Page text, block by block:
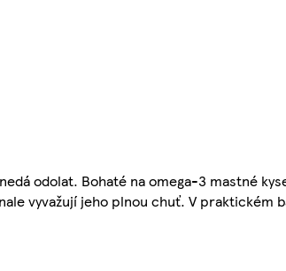
odolat. Bohaté na omega-3 mastné
vyvažují jeho plnou chuť. V praktickém